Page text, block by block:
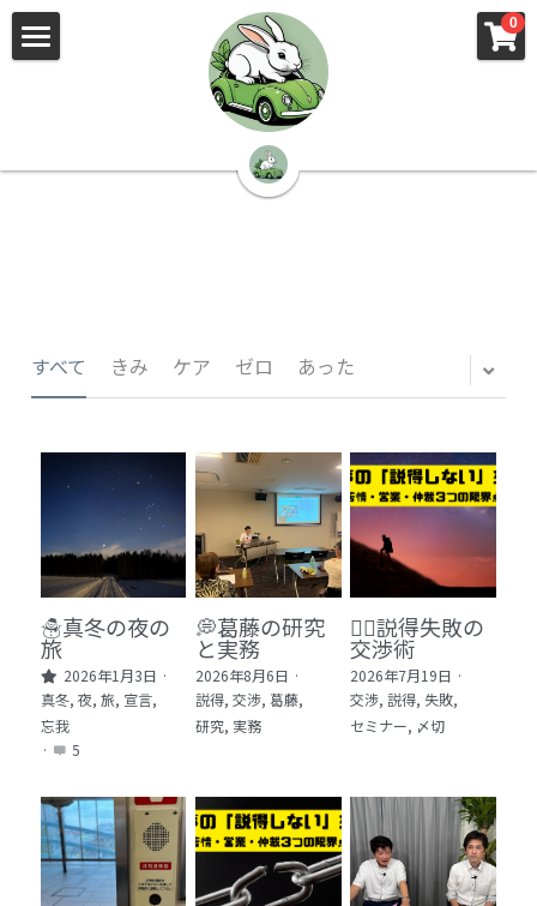
0
🌳株式会社 kibi🦉（トップ）
📰kibi log（ブログ）
🏢会社概要・プライバシーポリシー・プロフィ
📸Who am I?（プロフィール）
🏙️社員が防ぐ不正と犯罪
🙌自傷・他害・パニックは防げますか？
🏫社会福祉法人ぐらんま
🛒Learn More!（商品）
❓FAQ
📮ASK（無料読者登録 or 無料お問い合わせ）
📚 100冊の「本は飲み物」index
1 クレーム・犯罪・説得交渉 23冊
ログイン/ 登録
検索
すべて きみ ケア ゼロ あった
☃️真冬の夜の
旅
2026年1月3日 ·
真冬, 夜, 旅, 宣言,
忘我
·
5
💭葛藤の研究
と実務
2026年8月6日 ·
説得, 交渉, 葛藤,
研究, 実務
🕵️‍♂️説得失敗の
交渉術
2026年7月19日 ·
交渉, 説得, 失敗,
セミナー, 〆切
×
ストアカテゴリー
すべてのカテゴリー
×
ブログカテゴリー